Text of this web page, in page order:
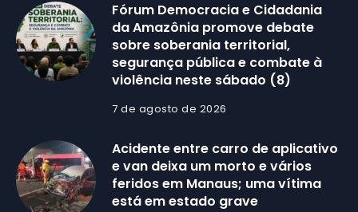
Fórum Democracia e Cidadania
da Amazônia promove debate
sobre soberania territorial,
segurança pública e combate à
violência neste sábado (8)
7 de agosto de 2026
Acidente entre carro de aplicativo
e van deixa um morto e vários
feridos em Manaus; uma vítima
está em estado grave